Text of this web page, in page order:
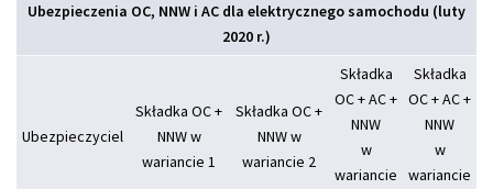
Ubezpieczenia OC, NNW i AC dla elektrycznego samochodu (luty
2020 r.)
Ubezpieczyciel
Składka OC +
NNW w
wariancie 1
Składka OC +
NNW w
wariancie 2
Składka
OC + AC +
NNW
w
wariancie
Składka
OC + AC +
NNW
w
wariancie